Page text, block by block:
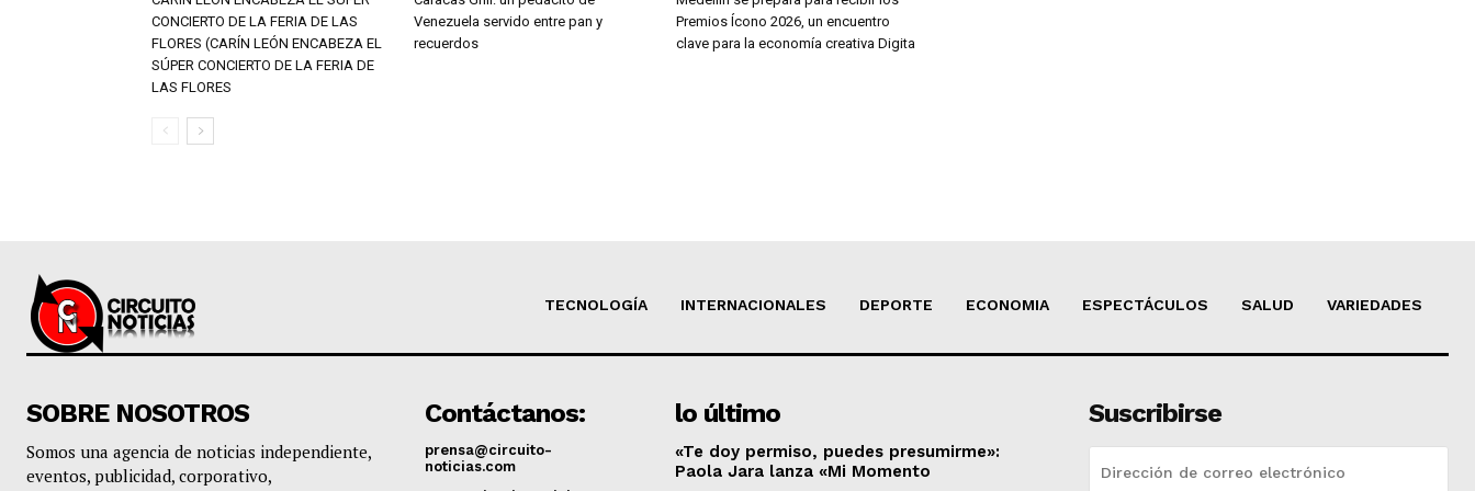
CONCIERTO DE LA FERIA DE LAS
FLORES (CARÍN LEÓN ENCABEZA EL
SÚPER CONCIERTO DE LA FERIA DE
LAS FLORES
Venezuela servido entre pan y
recuerdos
Premios Ícono 2026, un encuentro
clave para la economía creativa Digita
TECNOLOGÍA INTERNACIONALES DEPORTE ECONOMIA ESPECTÁCULOS SALUD VARIEDADES
SOBRE NOSOTROS
Somos una agencia de noticias independiente,
eventos, publicidad, corporativo,
Contáctanos:
prensa@circuito-
noticias.com
lo último
«Te doy permiso, puedes presumirme»:
Paola Jara lanza «Mi Momento
Suscribirse